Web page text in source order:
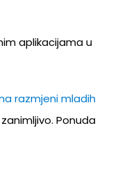
aplikacijama u
razmjeni mladih
Ponuda